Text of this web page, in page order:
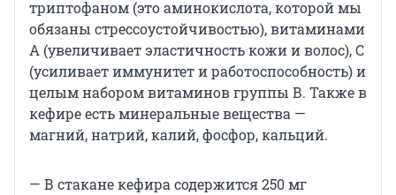
триптофаном (это аминокислота, которой мы
обязаны стрессоустойчивостью), витаминами
А (увеличивает эластичность кожи и волос), С
(усиливает иммунитет и работоспособность) и
целым набором витаминов группы В. Также в
кефире есть минеральные вещества —
магний, натрий, калий, фосфор, кальций.
— В стакане кефира содержится 250 мг